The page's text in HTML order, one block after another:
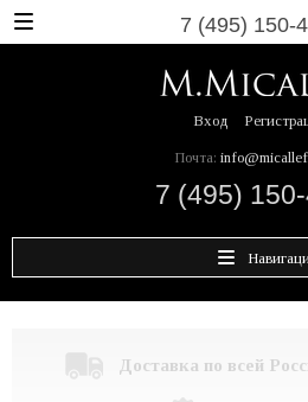
7 (495) 150-
Вход
Почта:
7 (495)
Доставка по всей